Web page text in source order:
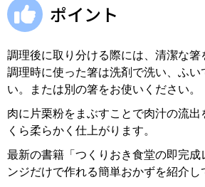
ポイント
調理後に取り分ける際には、清潔な箸
調理時に使った箸は洗剤で洗い、ふい
い。または別の箸をお使いください。
肉に片栗粉をまぶすことで肉汁の流出
くら柔らかく仕上がります。
最新の書籍「つくりおき食堂の即完成
ンジだけで作れる簡単おかずを紹介し